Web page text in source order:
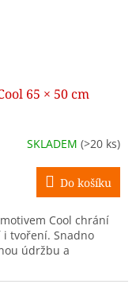
65 × 50 cm
SKLADEM (>20 ks)
Do košíku
Cool chrání
tvoření. Snadno
údržbu a